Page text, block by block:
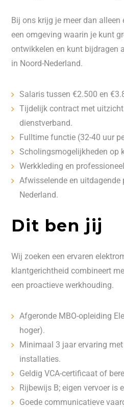
Bij ons krijg je meer dan alleen
een omgeving waarin je kunt
ontwikkelen en kunt bijdragen
in Noord-Nederland.
Salaris tussen €2.500 en
Tijdelijk contract met
dienstverband.
Fulltime functie (32-40 uur
Scholingsmogelijkheden op
Werkkleding en
Afwisselende en uitdagende
Nederland.
Dit ben jij
Wij zoeken een ervaren
klantgerichtheid combineert
een proactieve werkhouding.
Afgeronde MBO-opleiding
hoger).
Minimaal 3 jaar ervaring
installaties.
Geldig VCA-certificaat of
Rijbewijs B; eigen vervoer is
Goede communicatieve